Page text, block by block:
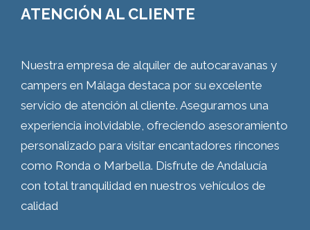
ATENCIÓN AL CLIENTE
Nuestra empresa de alquiler de autocaravanas y
campers en Málaga destaca por su excelente
servicio de atención al cliente. Aseguramos una
experiencia inolvidable, ofreciendo asesoramiento
personalizado para visitar encantadores rincones
como Ronda o Marbella. Disfrute de Andalucía
con total tranquilidad en nuestros vehículos de
calidad